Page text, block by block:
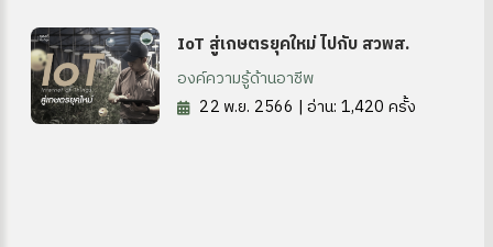
IoT สู่เกษตรยุคใหม่ ไปกับ สวพส.
องค์ความรู้ด้านอาชีพ
22 พ.ย. 2566 | อ่าน: 1,420 ครั้ง